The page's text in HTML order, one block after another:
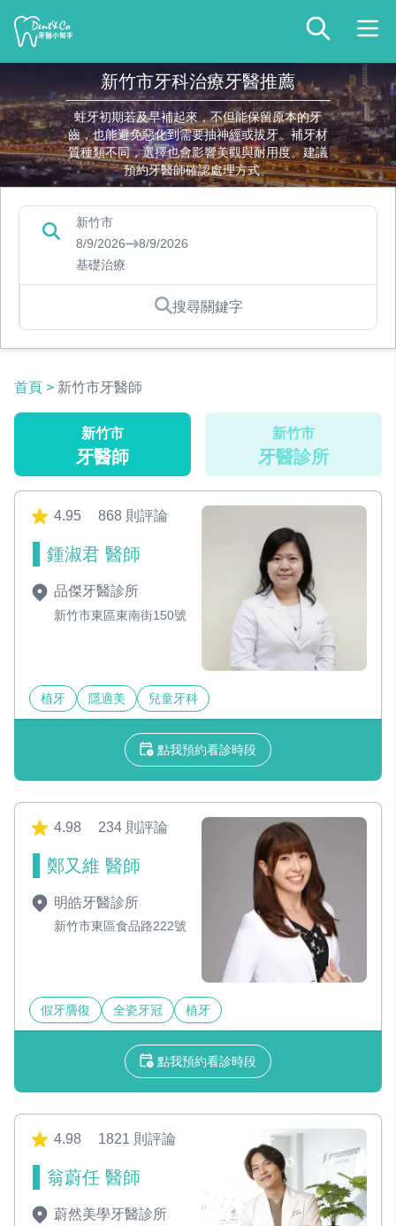
新竹市牙科治療牙醫推薦
蛀牙初期若及早補起來，不但能保留原本的牙
齒，也能避免惡化到需要抽神經或拔牙。補牙材
質種類不同，選擇也會影響美觀與耐用度。建議
預約牙醫師確認處理方式。
新竹市
8/9/2026
8/9/2026
基礎治療
搜尋關鍵字
首頁 > 新竹市牙醫師
新竹市
牙醫師
新竹市
牙醫診所
4.95 868 則評論
鍾淑君 醫師
品傑牙醫診所
新竹市東區東南街150號
植牙 隱適美 兒童牙科
點我預約看診時段
4.98 234 則評論
鄭又維 醫師
明皓牙醫診所
新竹市東區食品路222號
假牙贗復 全瓷牙冠 植牙
點我預約看診時段
4.98 1821 則評論
翁蔚任 醫師
蔚然美學牙醫診所